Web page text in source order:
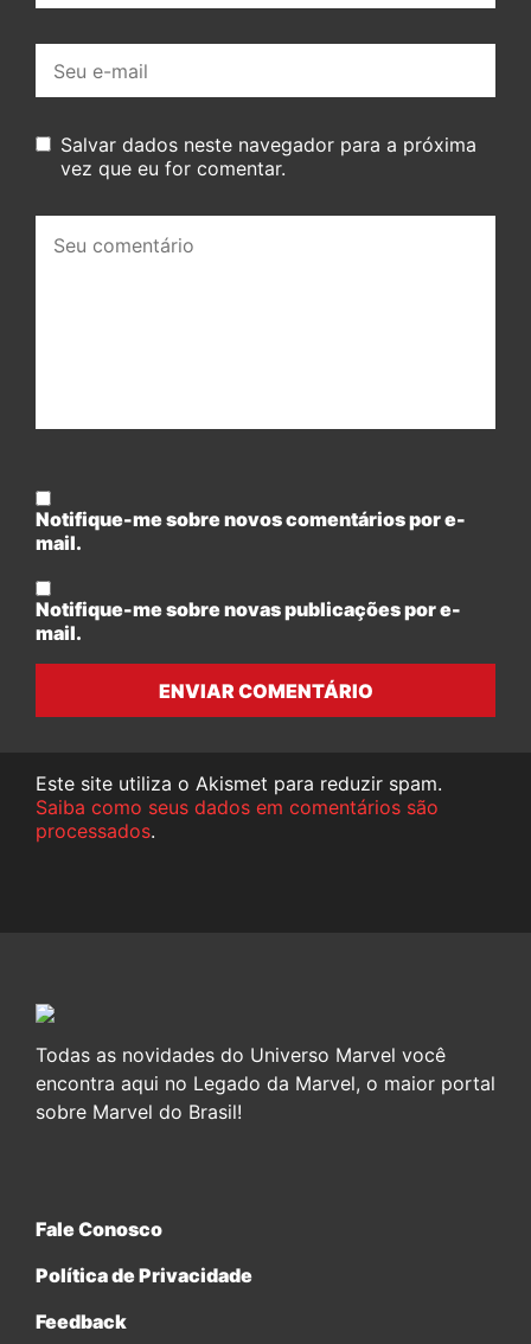
mail:
Salvar dados neste navegador para a próxima
vez que eu for comentar.
comentário:
Notifique-me sobre novos comentários por e-
mail.
Notifique-me sobre novas publicações por e-
mail.
ENVIAR COMENTÁRIO
Este site utiliza o Akismet para reduzir spam.
Saiba como seus dados em comentários são
processados.
Todas as novidades do Universo Marvel você
encontra aqui no Legado da Marvel, o maior portal
sobre Marvel do Brasil!
Fale Conosco
Política de Privacidade
Feedback